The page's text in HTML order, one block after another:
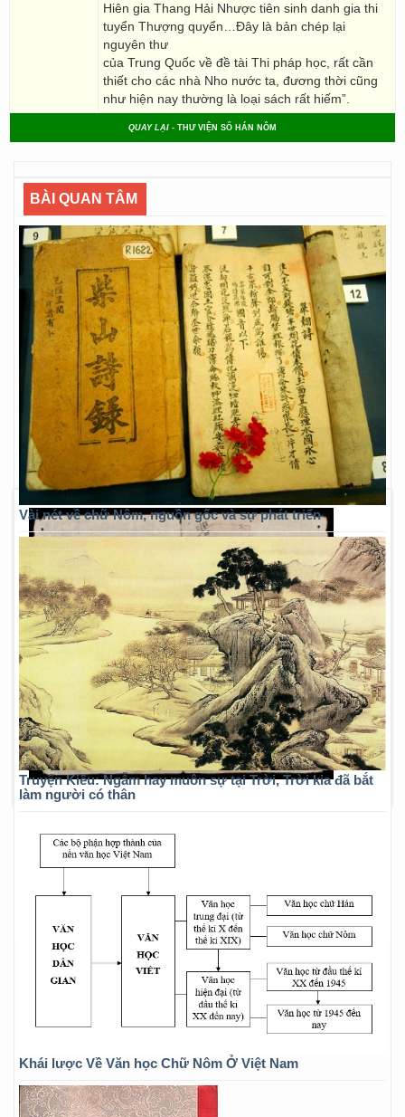
Hiên gia Thang Hải Nhược tiên sinh danh gia thi
tuyển Thượng quyển…Đây là bản chép lại
nguyên thư
của Trung Quốc về đề tài Thi pháp học, rất cần
thiết cho các nhà Nho nước ta, đương thời cũng
như hiện nay thường là loại sách rất hiếm”.
QUAY LẠI - THƯ VIỆN SỐ HÁN NÔM
BÀI QUAN TÂM
Vài nét về chữ Nôm, nguồn gốc và sự phát triển
Truyện Kiều: Ngẫm hay muôn sự tại Trời, Trời kia đã bắt
làm người có thân
Khái lược Về Văn học Chữ Nôm Ở Việt Nam